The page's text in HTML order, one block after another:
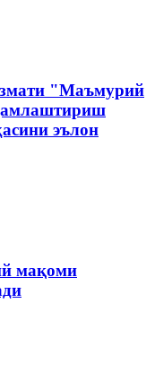
"Маъмурий
эълон
мақоми